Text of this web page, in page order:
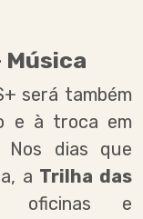
Música
será também
e à troca em
Nos dias que
a Trilha das
oficinas e